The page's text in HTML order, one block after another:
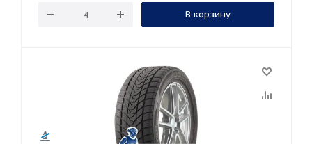
В корзину